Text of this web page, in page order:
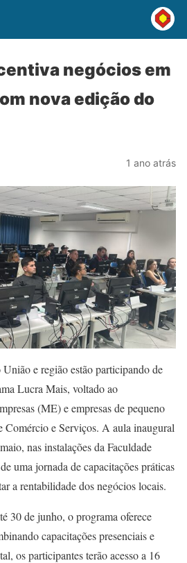
negócios em
nova edição do
1 ano atrás
e região estão participando de
Lucra Mais, voltado ao
(ME) e empresas de pequeno
Comércio e Serviços. A aula inaugural
nas instalações da Faculdade
uma jornada de capacitações práticas
a rentabilidade dos negócios locais.
30 de junho, o programa oferece
capacitações presenciais e
os participantes terão acesso a 16